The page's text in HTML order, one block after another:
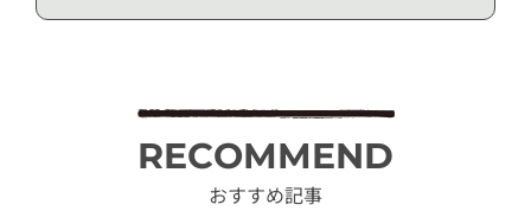
RECOMMEND
おすすめ記事